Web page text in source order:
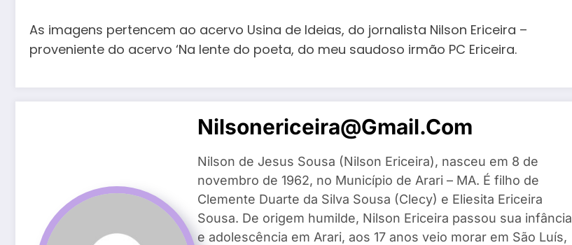
As imagens pertencem ao acervo Usina de Ideias, do jornalista Nilson Ericeira –
proveniente do acervo ‘Na lente do poeta, do meu saudoso irmão PC Ericeira.
Nilsonericeira@gmail.com
Nilson de Jesus Sousa (Nilson Ericeira), nasceu em 8 de
novembro de 1962, no Município de Arari – MA. É filho de
Clemente Duarte da Silva Sousa (Clecy) e Eliesita Ericeira
Sousa. De origem humilde, Nilson Ericeira passou sua infância
e adolescência em Arari, aos 17 anos veio morar em São Luís,